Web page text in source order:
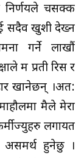
निर्णयले चसक्क
सदैव खुशी देख्न
गर्ने लाखौं
म प्रती रिस र
खानेछन् ।अत:
मैले मेरा
लगायत
असमर्थ हुनेछु ।